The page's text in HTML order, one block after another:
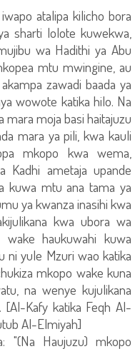
atalipa kilicho bora
sharti lolote kuwekwa,
wa Hadithi ya Abu
mtu mwingine, au
zawadi baada ya
wowote katika hilo. Na
mara moja basi haitajuzu
mara ya pili, kwa kauli
mkopo kwa wema,
Kadhi ametaja upande
kuwa mtu ana tama ya
ya kwanza inasihi kwa
kwa ubora wa
haukuwahi kuwa
ni yule Mzuri wao katika
mkopo wake kuna
na wenye kujulikana
Kafy katika Feqh Al-
Al-Elmiyah]
"(Na Haujuzu) mkopo